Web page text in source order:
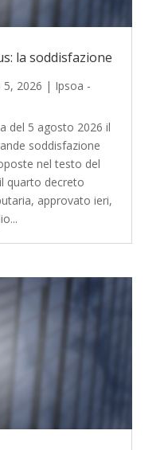
la soddisfazione
5, 2026 | Ipsoa -
del 5 agosto 2026 il
soddisfazione
nel testo del
quarto decreto
approvato ieri,